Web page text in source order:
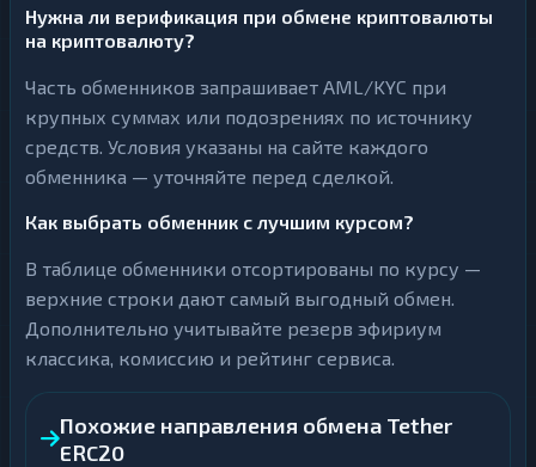
Нужна ли верификация при обмене криптовалюты
на криптовалюту?
Часть обменников запрашивает AML/KYC при
крупных суммах или подозрениях по источнику
средств. Условия указаны на сайте каждого
обменника — уточняйте перед сделкой.
Как выбрать обменник с лучшим курсом?
В таблице обменники отсортированы по курсу —
верхние строки дают самый выгодный обмен.
Дополнительно учитывайте резерв эфириум
классика, комиссию и рейтинг сервиса.
Похожие направления обмена Tether
ERC20